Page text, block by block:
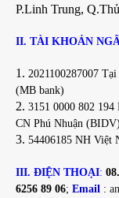
P.Linh Trung,
II. TÀI KHOẢN
2021100287007
(MB bank)
3151 0000 802
CN Phú Nhuận (BIDV)
54406185 NH Việt
III. ĐIỆN THOẠI:
6256 89 06; Email :